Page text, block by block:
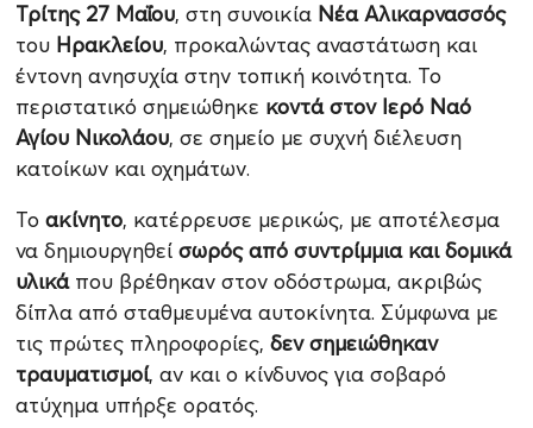
Τρίτης 27 Μαΐου, στη συνοικία Νέα Αλικαρνασσός
του Ηρακλείου, προκαλώντας αναστάτωση και
έντονη ανησυχία στην τοπική κοινότητα. Το
περιστατικό σημειώθηκε κοντά στον Ιερό Ναό
Αγίου Νικολάου, σε σημείο με συχνή διέλευση
κατοίκων και οχημάτων.
Το ακίνητο, κατέρρευσε μερικώς, με αποτέλεσμα
να δημιουργηθεί σωρός από συντρίμμια και δομικά
υλικάπου βρέθηκαν στον οδόστρωμα, ακριβώς
δίπλα από σταθμευμένα αυτοκίνητα. Σύμφωνα με
τις πρώτες πληροφορίες, δεν σημειώθηκαν
τραυματισμοί, αν και ο κίνδυνος για σοβαρό
ατύχημα υπήρξε ορατός.